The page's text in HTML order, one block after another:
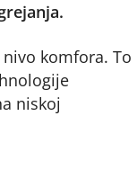
komfora. To
niskoj